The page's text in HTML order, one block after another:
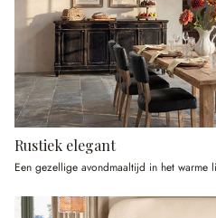
Rustiek elegant
Een gezellige avondmaaltijd in het warme